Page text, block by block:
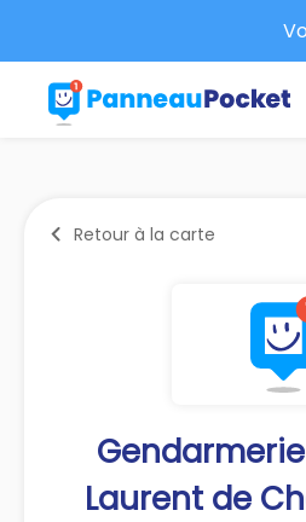
Retour à la carte
Laurent de